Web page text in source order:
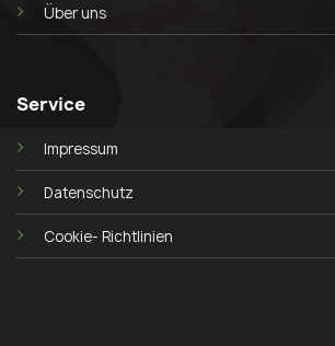
Über uns
Service
Impressum
Datenschutz
Cookie- Richtlinien